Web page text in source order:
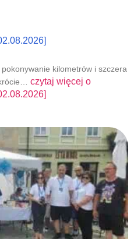
kilometrów i szczera
czytaj więcej o